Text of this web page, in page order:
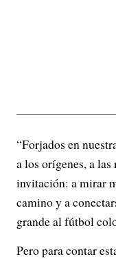
“Forjados en
a los orígenes, a
invitación: a mirar
camino y a
grande al fútbol
Pero para contar